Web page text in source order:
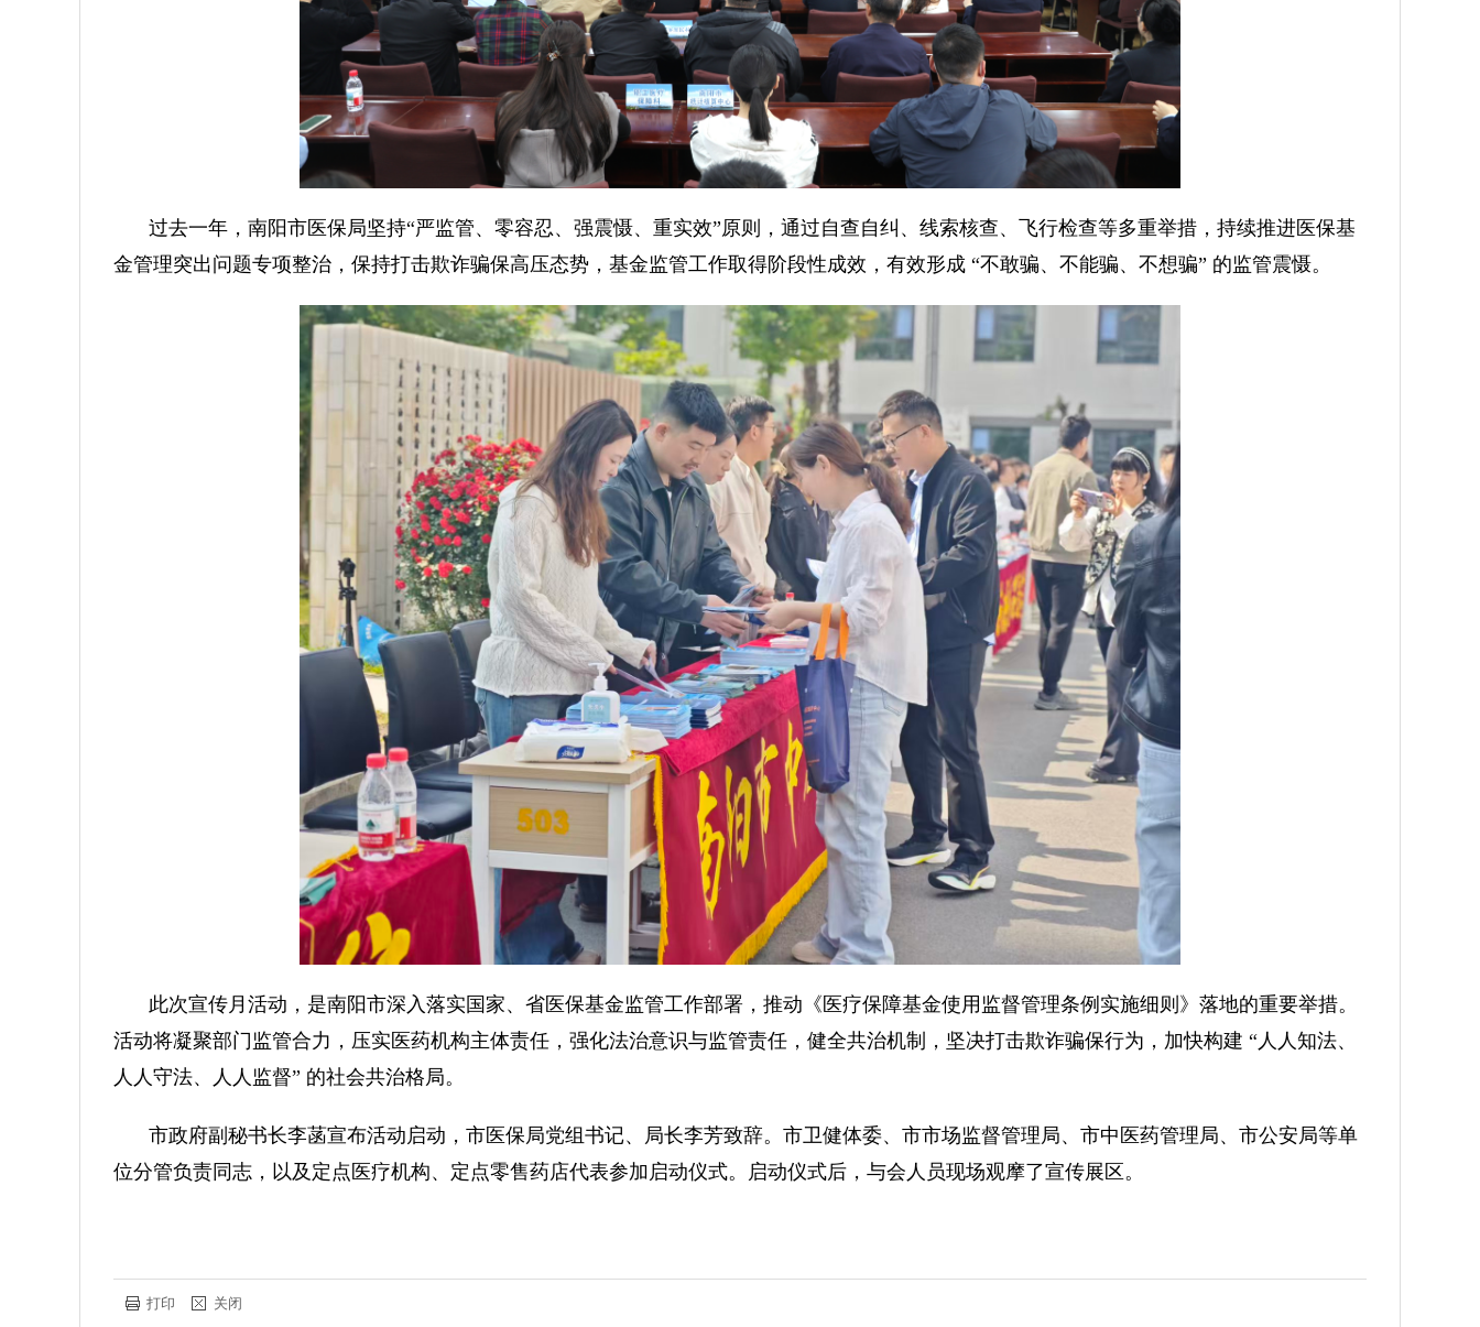
过去一年， 南阳市医保局坚持“严监管、零容忍、强震慑、重实效”原则，通过自查自纠、线索核查、飞行检查等多重举措，持续推进医保基
金管理突出问题专项整治，保持打击欺诈骗保高压态势，基金监管工作取得阶段性成效，有效形成 “不敢骗、不能骗、不想骗” 的监管震慑。
此次宣传月活动，是南阳市深入落实国家、省医保基金监管工作部署，推动《医疗保障基金使用监督管理条例实施细则》落地的重要举措。
活动将凝聚部门监管合力，压实医药机构主体责任，强化法治意识与监管责任，健全共治机制，坚决打击欺诈骗保行为，加快构建 “人人知法、
人人守法、人人监督” 的社会共治格局。
市政府副秘书长李菡宣布活动启动，市医保局党组书记、局长李芳致辞。市卫健体委、市市场监督管理局、市中医药管理局、市公安局等单
位分管负责同志，以及定点医疗机构、定点零售药店代表参加启动仪式。启动仪式后，与会人员现场观摩了宣传展区。
打印 关闭